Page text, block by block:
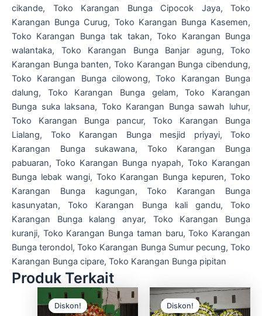
cikande, Toko Karangan Bunga Cipocok Jaya, Toko
Karangan Bunga Curug, Toko Karangan Bunga Kasemen,
Toko Karangan Bunga tak takan, Toko Karangan Bunga
walantaka, Toko Karangan Bunga Banjar agung, Toko
Karangan Bunga banten, Toko Karangan Bunga cibendung,
Toko Karangan Bunga cilowong, Toko Karangan Bunga
dalung, Toko Karangan Bunga gelam, Toko Karangan
Bunga suka laksana, Toko Karangan Bunga sawah luhur,
Toko Karangan Bunga pancur, Toko Karangan Bunga
Lialang, Toko Karangan Bunga mesjid priyayi, Toko
Karangan Bunga sukawana, Toko Karangan Bunga
pabuaran, Toko Karangan Bunga nyapah, Toko Karangan
Bunga lebak wangi, Toko Karangan Bunga kepuren, Toko
Karangan Bunga kagungan, Toko Karangan Bunga
kasunyatan, Toko Karangan Bunga kali gandu, Toko
Karangan Bunga kalang anyar, Toko Karangan Bunga
kuranji, Toko Karangan Bunga taman baru, Toko Karangan
Bunga terondol, Toko Karangan Bunga Sumur pecung, Toko
Karangan Bunga cipare, Toko Karangan Bunga pipitan
Produk Terkait
Diskon!
Diskon!
Harga
aslinya
adalah:
Harga
saat
Diskon!
Diskon!
Harga
aslinya
adalah:
Harga
ini